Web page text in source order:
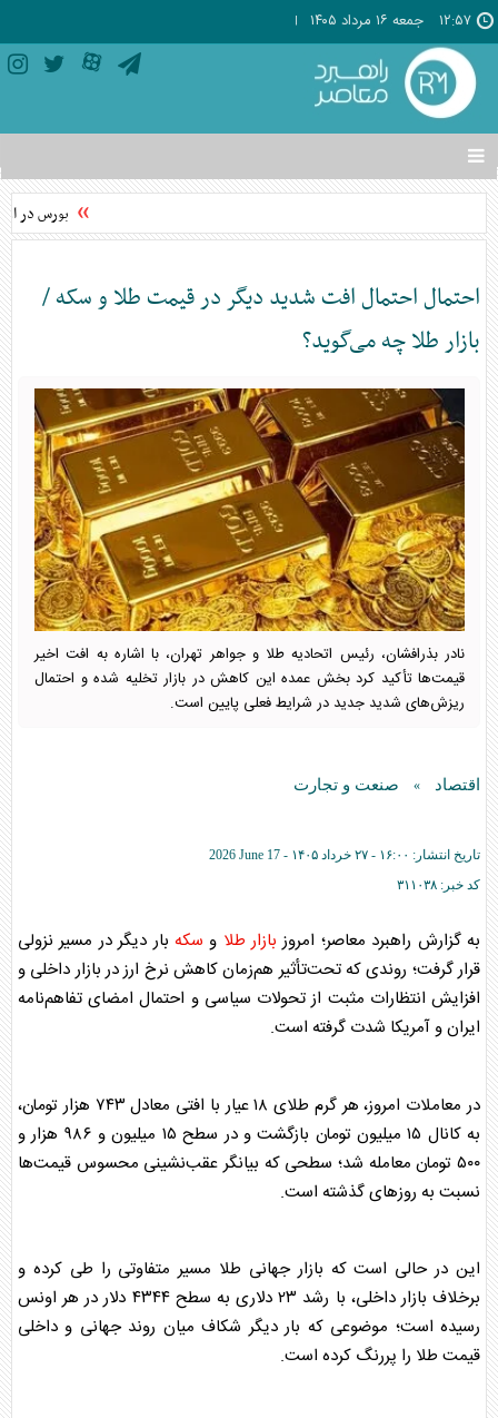
۱۲:۵۷ جمعه ۱۶ مرداد ۱۴۰۵
تغییر
وضعیت
منوی
ها
بورس در
احتمال احتمال افت شدید دیگر در قیمت طلا و سکه /
بازار طلا چه می‌گوید؟
نادر بذرافشان، رئیس اتحادیه طلا و جواهر تهران، با اشاره به افت اخیر
قیمت‌ها تأکید کرد بخش عمده این کاهش در بازار تخلیه شده و احتمال
ریزش‌های شدید جدید در شرایط فعلی پایین است.
اقتصاد » صنعت و تجارت
تاریخ انتشار: ۱۶:۰۰ - ۲۷ خرداد ۱۴۰۵ -
2026 June 17
کد خبر: ۳۱۱۰۳۸
به گزارش راهبرد معاصر؛ امروز بازار طلا و سکه بار دیگر در مسیر نزولی
قرار گرفت؛ روندی که تحت‌تأثیر هم‌زمان کاهش نرخ ارز دربازارداخلی و
افزایش انتظارات مثبت از تحولات سیاسی و احتمال امضای تفاهم‌نامه
ایران و آمریکا شدت گرفته است.
در معاملات امروز، هر گرم طلا
ی ۱۸ عیار با افتی معادل ۷۴۳ هزار تومان،
به کانال ۱۵ میلیون تومان بازگشت و در سطح ۱۵ میلیون و ۹۸۶ هزار و
۵۰۰ تومان معامله شد؛ سطحی که بیانگر عقب‌نشینی محسوس قیمت‌ها
نسبت به روز‌های گذشته است.
این در حالی است که بازارجهانی طلا مسیر متفاوتی را طی کرده و
برخلاف بازار
داخلی، با رشد ۲۳ دلاری به سطح ۴۳۴۴ دلار در هر اونس
رسیده است؛ موضوعی که بار دیگر شکاف میان روند جهانی و داخلی
قیمت طلا را پررنگ کرده است.